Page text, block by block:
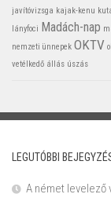
javítóvizsga kajak-kenu
lányfoci Madách-nap
nemzeti ünnepek OKTV
vetélkedő állás úszás
LEGUTÓBBI
A német levelező